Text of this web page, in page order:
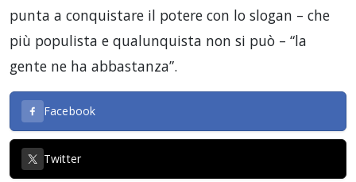
punta a conquistare il potere con lo slogan – che
più populista e qualunquista non si può – “la
gente ne ha abbastanza”.
Facebook
Twitter